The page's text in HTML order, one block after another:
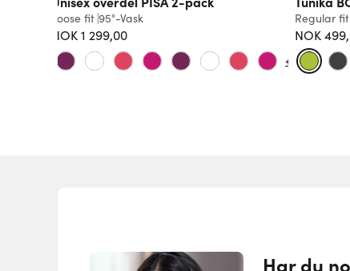
Loose fit 95°-Vask
NOK 1 299,00
+12
Regular fit
NOK
Har du